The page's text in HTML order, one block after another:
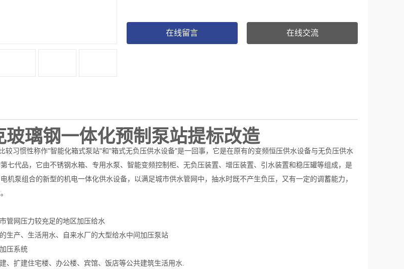
在线留言 在线交流
玻璃钢一体化预制泵站提标改造
习惯性称作"智能化箱式泵站"和"箱式无负压供水设备"是一回事，它是在原有的变频恒压供水设备与无负压供水
七代品，它由不锈钢水箱、专用水泵、智能变频控制柜、无负压装置、增压装置、引水装置和稳压罐等组成，是
机泵组合的新型的机电一体化供水设备，以满足城市供水管网中，抽水时既不产生负压，又有一定的调蓄能力，
管网压力较充足的地区加压给水
生产、生活用水、自来水厂的大型给水中间加压泵站
压系统
、扩建住宅楼、办公楼、宾馆、饭店等公共建筑生活用水.